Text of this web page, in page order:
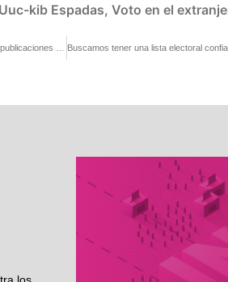
Uuc-kib Espadas, Voto en el